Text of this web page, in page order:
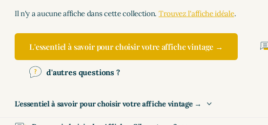
Il n'y a aucune affiche dans cette collection. Trouvez l'affiche idéale.
L'essentiel à savoir pour choisir votre affiche vintage →
d'autres questions ?
L'essentiel à savoir pour choisir votre affiche vintage →